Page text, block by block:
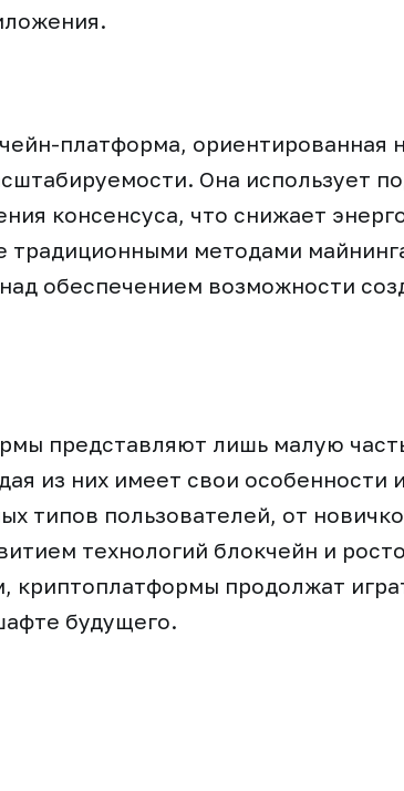
платформа, ориентированная
Она использует
консенсуса, что снижает
традиционными методами
обеспечением возможности
представляют лишь малую
из них имеет свои особенности
типов пользователей, от
технологий блокчейн и
криптоплатформы продолжат
будущего.